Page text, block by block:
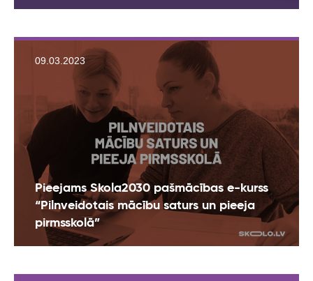
09.03.2023
Pieejams Skola2030 pašmācības e-kurss
“Pilnveidotais mācību saturs un pieeja
pirmsskolā”